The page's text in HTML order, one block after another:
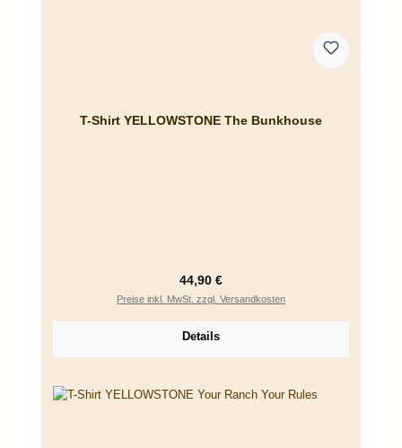
T-Shirt YELLOWSTONE The Bunkhouse
Regulärer Preis:
44,90 €
Preise inkl. MwSt. zzgl. Versandkosten
Details